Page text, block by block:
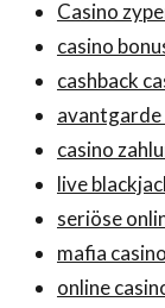
Casino
casino
cashback
avantgarde
casino
live
seriöse
mafia casino
online